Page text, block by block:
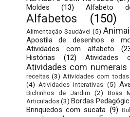
Moldes
(13) Alfabeto
Alfabetos (150)
Alimentação Saudável (5)
Apostila de desenhos e
Atividades com alfabeto
Histórias
(12) Atividades
Atividades com numerais
receitas (3) Atividades com
(4) Atividades Interativas (5)
Bichinhos de Jardim (2) Boas
Articulados (3) Bordas
Brinquedos com sucata (9)